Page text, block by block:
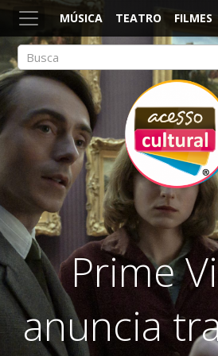
MÚSICA TEATRO FILMES
ACESSO CULTURAL
Arte, Cultura Pop e Entretenimento
Prime
anuncia